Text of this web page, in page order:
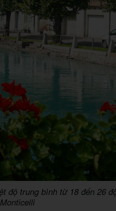
độ trung bình từ 18 đến 26